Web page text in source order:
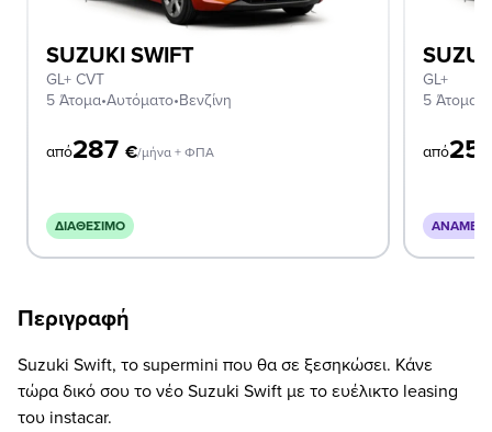
SUZUKI SWIFT
GL+ CVT
5 Άτομα•Αυτόματο•Βενζίνη
από287 €/μήνα + ΦΠΑ
ΔΙΑΘΈΣΙΜΟ
GL+
5 Άτομα
από
Περιγραφή
Suzuki Swift, το supermini που θα σε ξεσηκώσει. Κάνε
τώρα δικό σου το νέο Suzuki Swift με το ευέλικτο leasing
του instacar.